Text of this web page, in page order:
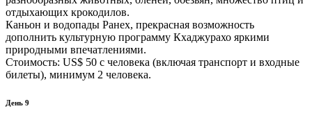
отдыхающих крокодилов.
Каньон и водопады Ранех, прекрасная возможность
дополнить культурную программу Кхаджурахо яркими
природными впечатлениями.
Стоимость: US$ 50 с человека (включая транспорт и входные
билеты), минимум 2 человека.
День 9